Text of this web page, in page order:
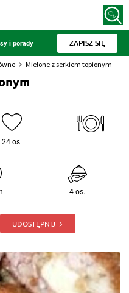
i porady ZAPISZ SIĘ
Mielone z serkiem topionym
24 os.
4 os.
UDOSTĘPNIJ